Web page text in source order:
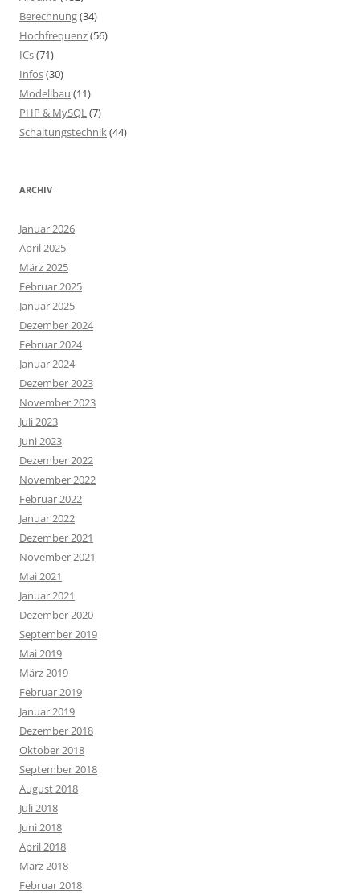
Berechnung(34)
Hochfrequenz(56)
ICs(71)
Infos(30)
Modellbau (11)
PHP & MySQL(7)
Schaltungstechnik(44)
ARCHIV
Januar 2026
April 2025
März 2025
Februar 2025
Januar 2025
Dezember 2024
Februar 2024
Januar 2024
Dezember 2023
November 2023
Juli 2023
Juni 2023
Dezember 2022
November 2022
Februar 2022
Januar 2022
Dezember 2021
November 2021
Mai 2021
Januar 2021
Dezember 2020
September 2019
Mai 2019
März 2019
Februar 2019
Januar 2019
Dezember 2018
Oktober 2018
September 2018
August 2018
Juli 2018
Juni 2018
April 2018
März 2018
Februar 2018